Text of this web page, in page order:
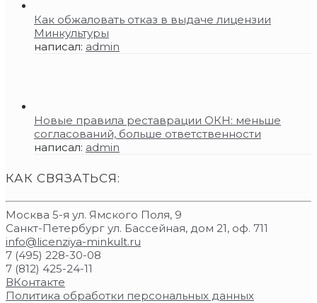
Как обжаловать отказ в выдаче лицензии
Минкультуры
написал: admin
Новые правила реставрации ОКН: меньше
согласований, больше ответственности
написал: admin
КАК СВЯЗАТЬСЯ:
Москва 5-я ул. Ямского Поля, 9
Санкт-Петербург ул. Бассейная, дом 21, оф. 711
info@licenziya-minkult.ru
7 (495) 228-30-08
7 (812) 425-24-11
ВКонтакте
Политика обработки персональных данных